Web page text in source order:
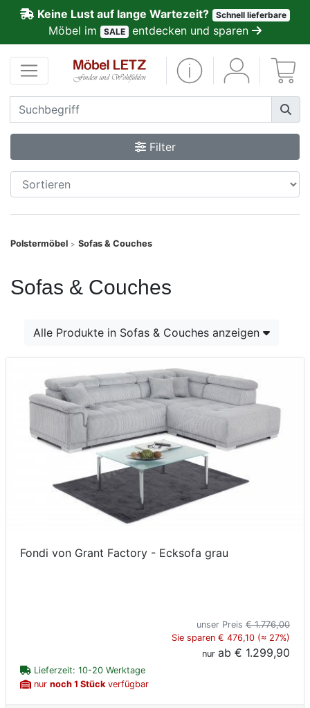
Keine Lust auf lange Wartezeit? Schnell lieferbare
Möbel im SALE entdecken und sparen
Filter
Polstermöbel > Sofas & Couches
Sofas & Couches
Alle Produkte in Sofas & Couches anzeigen
Fondi von Grant Factory - Ecksofa grau
unser Preis € 1.776,00
Sie sparen € 476,10 (≈ 27%)
nur ab € 1.299,90
Lieferzeit: 10-20 Werktage
nur noch 1 Stückverfügbar
Kundenmeinungen
Anmelden
PREMIUM
Schnell
lieferbar
SALE
Möbel-
Markenwelt
Letz-